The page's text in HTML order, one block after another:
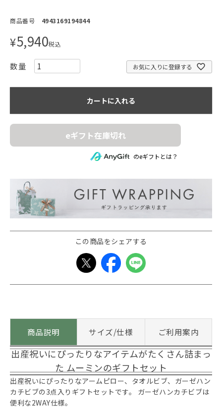
商品番号 4943169194844
¥5,940税込
お気に入りに登録する
カートに入れる
eギフト在庫切れ
のeギフトとは？
この商品をシェアする
商品説明 サイズ/仕様 ご利用案内
出産祝いにぴったりなアイテムがたくさん詰まっ
た ムーミンのギフトセット
出産祝いにぴったりなアームピロー、タオルビブ、ガーゼハン
カチビブの3点入りギフトセットです。 ガーゼハンカチビブは
便利な2WAY仕様。